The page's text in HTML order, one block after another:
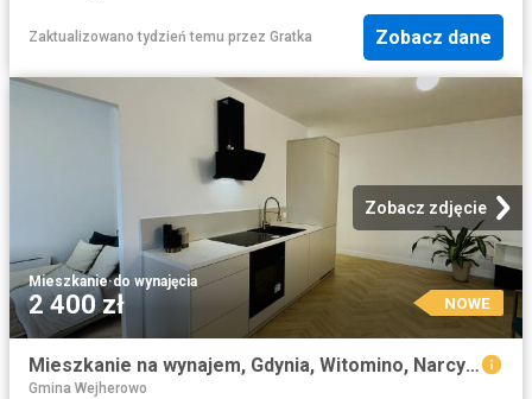
Zaktualizowano tydzień temu przez Gratka Zobacz dane
Zobacz zdjęcie
Mieszkanie·do wynajęcia
2 400 zł NOWE
Mieszkanie na wynajem, Gdynia, Witomino, Narcyzowa
Gmina Wejherowo